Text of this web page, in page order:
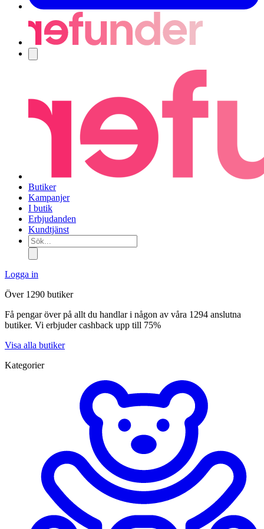
Butiker
Kampanjer
I butik
Erbjudanden
Kundtjänst
Sök...
Logga in
Över 1290 butiker
Få pengar över på allt du handlar i någon av våra 1294 anslutna
butiker. Vi erbjuder cashback upp till 75%
Visa alla butiker
Kategorier